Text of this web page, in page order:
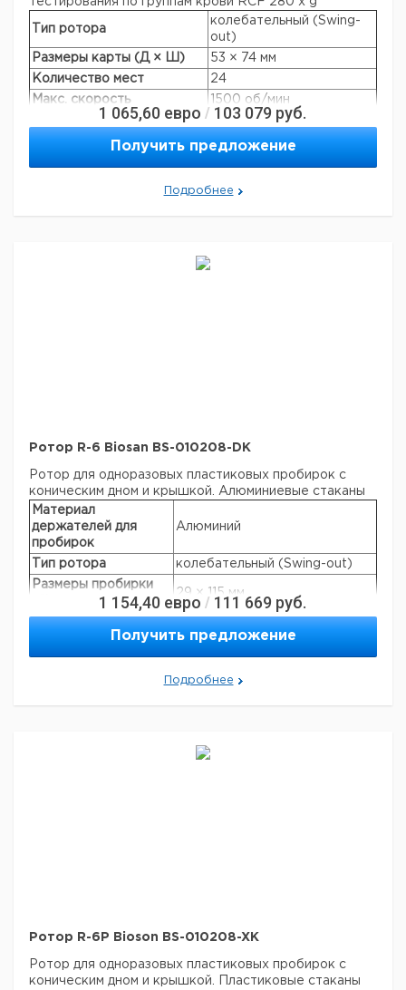
Тип ротора
колебательный (Swing-
out)
Размеры карты (Д × Ш)
53 × 74 мм
Количество мест
24
Макс. скорость
1500 об/мин
Макс. RCF: LMC-3000
280 × g
Макс. RCF: LMC-4200R
280 × g
Grifols, DiaMed и т.д.
+
1 065,60 евро / 103 079 руб.
Получить предложение
Подробнее
Ротор R-6 Biosan BS-010208-DK
Ротор для одноразовых пластиковых пробирок с
коническим дном и крышкой. Алюминиевые стаканы
Материал
держателей для
пробирок
Алюминий
Тип ротора
колебательный (Swing-out)
Размеры пробирки
(Ø × длина)
29 × 115 мм
Количество мест
6
50 мл
Nunc, Greiner, Sarstedt, Corning,
1 154,40 евро / 111 669 руб.
Получить предложение
Подробнее
Ротор R-6P Bioson BS-010208-XK
Ротор для одноразовых пластиковых пробирок с
коническим дном и крышкой. Пластиковые стаканы